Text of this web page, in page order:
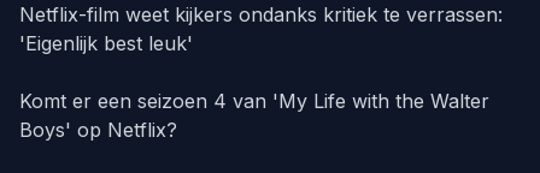
Netflix-film weet kijkers ondanks kritiek te verrassen:
'Eigenlijk best leuk'
Komt er een seizoen 4 van 'My Life with the Walter
Boys' op Netflix?